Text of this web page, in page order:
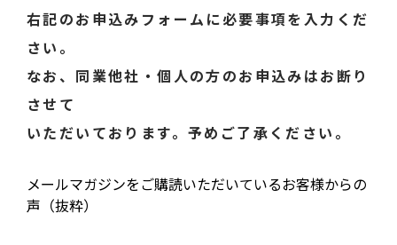
右記のお申込みフォームに必要事項を入力くだ
さい。
なお、同業他社・個人の方のお申込みはお断り
させて
いただいております。予めご了承ください。
メールマガジンをご購読いただいているお客様からの
声（抜粋）